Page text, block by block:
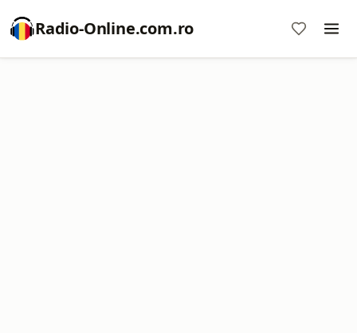
Radio-Online.com.ro